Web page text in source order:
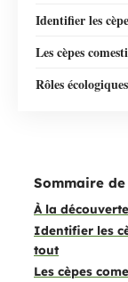
Identifier les
Les cèpes
Rôles
Sommaire
À la
Identifier les
tout
Les cèpes